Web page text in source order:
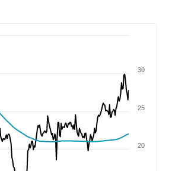
20
25
30